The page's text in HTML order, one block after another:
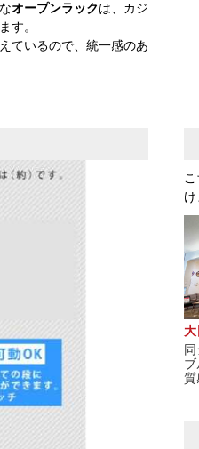
オープンラックは、カジ
す。
ているので、統一感のあ
け
質